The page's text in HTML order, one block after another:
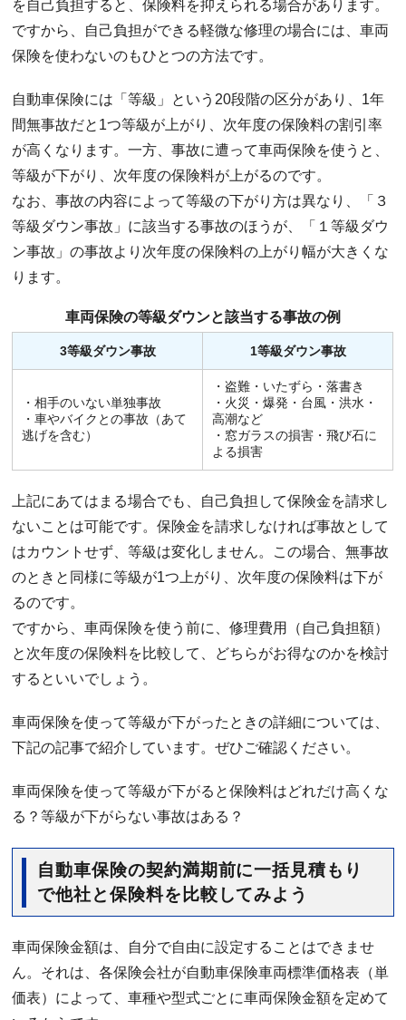
を自己負担すると、保険料を抑えられる場合があります。
ですから、自己負担ができる軽微な修理の場合には、車両
保険を使わないのもひとつの方法です。
自動車保険には「等級」という20段階の区分があり、1年
間無事故だと1つ等級が上がり、次年度の保険料の割引率
が高くなります。一方、事故に遭って車両保険を使うと、
等級が下がり、次年度の保険料が上がるのです。
なお、事故の内容によって等級の下がり方は異なり、「３
等級ダウン事故」に該当する事故のほうが、「１等級ダウ
ン事故」の事故より次年度の保険料の上がり幅が大きくな
ります。
車両保険の等級ダウンと該当する事故の例
3等級ダウン事故 1等級ダウン事故
・相手のいない単独事故
・車やバイクとの事故（あて
逃げを含む）
・盗難・いたずら・落書き
・火災・爆発・台風・洪水・
高潮など
・窓ガラスの損害・飛び石に
よる損害
上記にあてはまる場合でも、自己負担して保険金を請求し
ないことは可能です。保険金を請求しなければ事故として
はカウントせず、等級は変化しません。この場合、無事故
のときと同様に等級が1つ上がり、次年度の保険料は下が
るのです。
ですから、車両保険を使う前に、修理費用（自己負担額）
と次年度の保険料を比較して、どちらがお得なのかを検討
するといいでしょう。
車両保険を使って等級が下がったときの詳細については、
下記の記事で紹介しています。ぜひご確認ください。
車両保険を使って等級が下がると保険料はどれだけ高くな
る？等級が下がらない事故はある？
自動車保険の契約満期前に一括見積もり
で他社と保険料を比較してみよう
車両保険金額は、自分で自由に設定することはできませ
ん。それは、各保険会社が自動車保険車両標準価格表（単
価表）によって、車種や型式ごとに車両保険金額を定めて